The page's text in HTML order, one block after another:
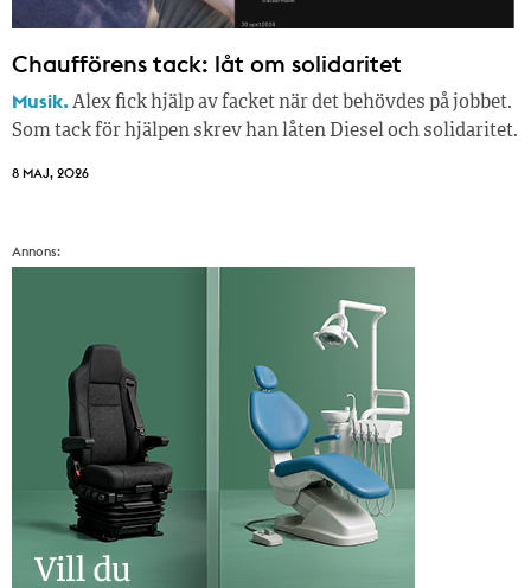
Chaufförens tack: låt om solidaritet
Musik.Alex fick hjälp av facket när det behövdes på jobbet.
Som tack för hjälpen skrev han låten Diesel och solidaritet.
8 MAJ, 2026
Annons: